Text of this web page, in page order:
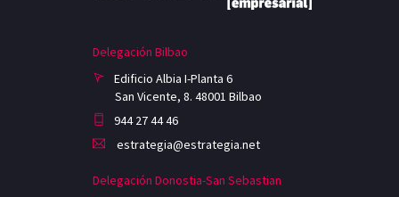
Delegación Bilbao
Edificio Albia I-Planta 6
San Vicente, 8. 48001 Bilbao
944 27 44 46
estrategia@estrategia.net
Delegación Donostia-San Sebastian